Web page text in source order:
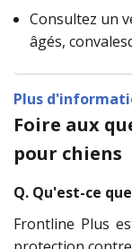
Consultez un
âgés,
Plus
Foire aux
pour chiens
Q. Qu'est-ce
Frontline Plus